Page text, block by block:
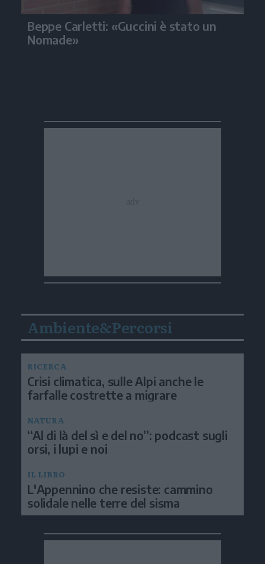
Beppe Carletti: «Guccini è stato un
Nomade»
Ambiente&Percorsi
RICERCA
Crisi climatica, sulle Alpi anche le
farfalle costrette a migrare
NATURA
“Al di là del sì e del no”: podcast sugli
orsi, i lupi e noi
IL LIBRO
L'Appennino che resiste: cammino
solidale nelle terre del sisma